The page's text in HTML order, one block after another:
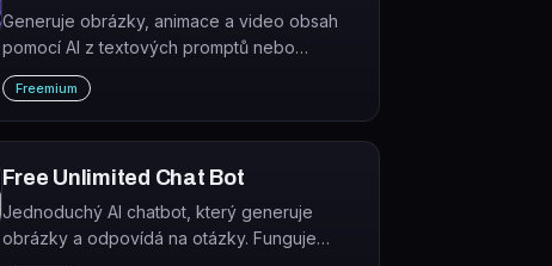
Generuje obrázky, animace a video obsah
pomocí AI z textových promptů nebo
vlastních modelů.
Freemium
Free Unlimited Chat Bot
Jednoduchý AI chatbot, který generuje
obrázky a odpovídá na otázky. Funguje